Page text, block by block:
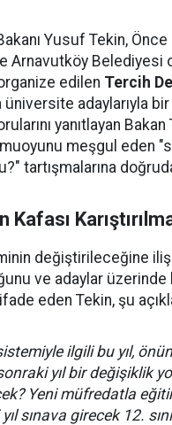
Yusuf Tekin,
Arnavutköy Belediyesi
edilen Tercih
üniversite adaylarıyla
yanıtlayan Bakan
meşgul eden
tartışmalarına
Kafası
değiştirileceğine
ve adaylar
ifade eden Tekin, şu
ilgili bu yıl,
yıl bir değişiklik
Yeni müfredatla
sınava girecek 12.